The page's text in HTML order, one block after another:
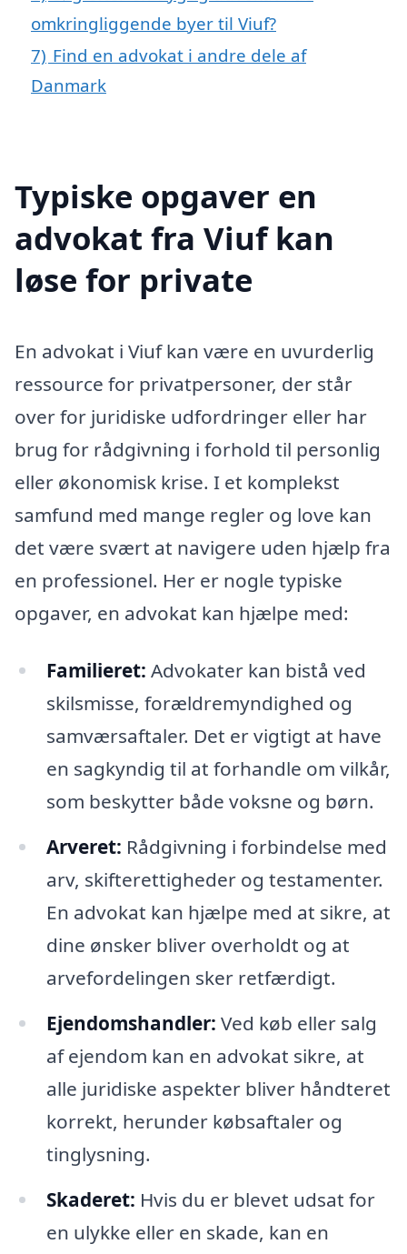
omkringliggende byer til Viuf?
7) Find en advokat i andre dele af
Danmark
Typiske opgaver en
advokat fra Viuf kan
løse for private
En advokat i Viuf kan være en uvurderlig
ressource for privatpersoner, der står
over for juridiske udfordringer eller har
brug for rådgivning i forhold til personlig
eller økonomisk krise. I et komplekst
samfund med mange regler og love kan
det være svært at navigere uden hjælp fra
en professionel. Her er nogle typiske
opgaver, en advokat kan hjælpe med:
Familieret: Advokater kan bistå ved
skilsmisse, forældremyndighed og
samværsaftaler. Det er vigtigt at have
en sagkyndig til at forhandle om vilkår,
som beskytter både voksne og børn.
Arveret: Rådgivning i forbindelse med
arv, skifterettigheder og testamenter.
En advokat kan hjælpe med at sikre, at
dine ønsker bliver overholdt og at
arvefordelingen sker retfærdigt.
Ejendomshandler: Ved køb eller salg
af ejendom kan en advokat sikre, at
alle juridiske aspekter bliver håndteret
korrekt, herunder købsaftaler og
tinglysning.
Skaderet: Hvis du er blevet udsat for
en ulykke eller en skade, kan en